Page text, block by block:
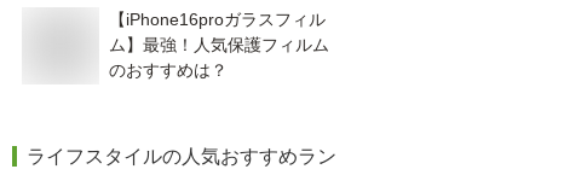
【iPhone16proガラスフィル
ム】最強！人気保護フィルム
のおすすめは？
ライフスタイルの人気おすすめラン